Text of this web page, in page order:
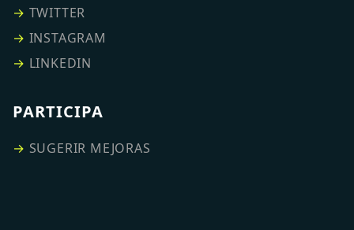
→ TWITTER
→ INSTAGRAM
→ LINKEDIN
PARTICIPA
→ SUGERIR MEJORAS